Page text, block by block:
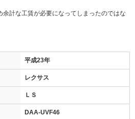
計な工賃が必要になってしまったのではな
平成23年
レクサス
ＬＳ
DAA-UVF46